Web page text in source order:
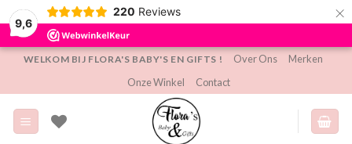
9,6
220 Reviews ×
inhoud
WELKOM BIJ FLORA'S BABY'S EN GIFTS ! Over Ons
Merken
Onze Winkel
Contact